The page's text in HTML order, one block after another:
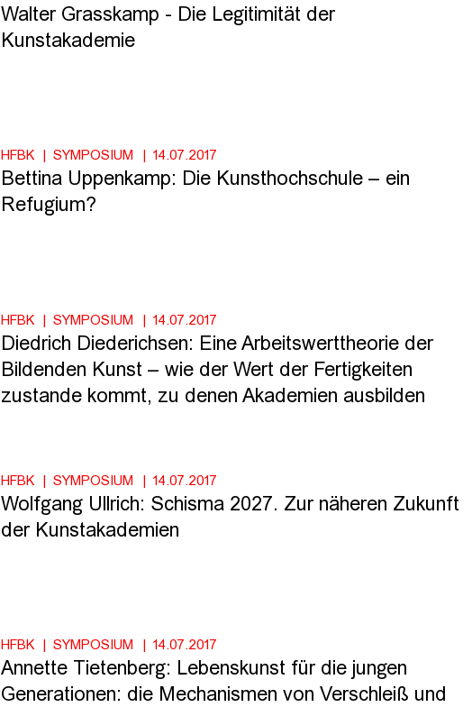
Walter Grasskamp - Die Legitimität der
Kunstakademie
HFBK SYMPOSIUM 14.07.2017
Bettina Uppenkamp: Die Kunsthochschule – ein
Refugium?
HFBK SYMPOSIUM 14.07.2017
Diedrich Diederichsen: Eine Arbeitswerttheorie der
Bildenden Kunst – wie der Wert der Fertigkeiten
zustande kommt, zu denen Akademien ausbilden
HFBK SYMPOSIUM 14.07.2017
Wolfgang Ullrich: Schisma 2027. Zur näheren Zukunft
der Kunstakademien
HFBK SYMPOSIUM 14.07.2017
Annette Tietenberg: Lebenskunst für die jungen
Generationen: die Mechanismen von Verschleiß und